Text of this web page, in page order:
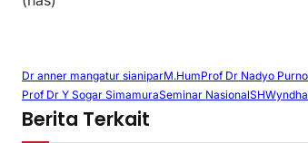
Dr anner mangatur sianiparM.HumProf Dr Nadyo
Prof Dr Y Sogar SimamuraSeminar NasionalSH
Berita Terkait